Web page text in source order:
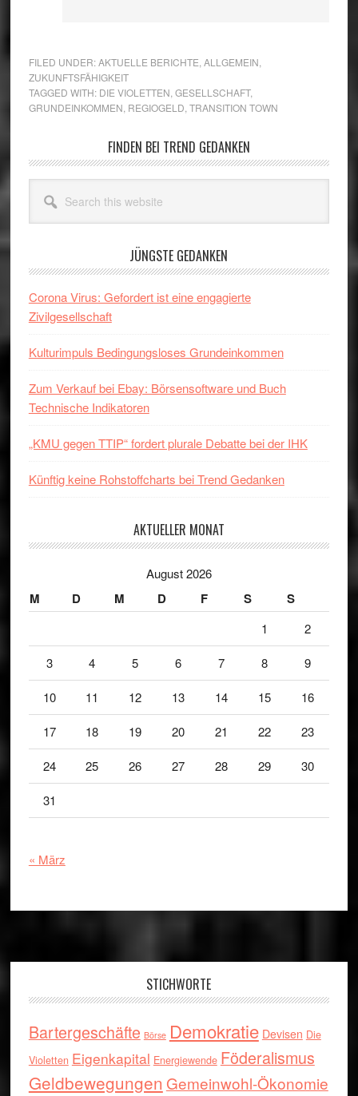
FILED UNDER:AKTUELLE BERICHTE,ALLGEMEIN,
ZUKUNFTSFÄHIGKEIT
TAGGED WITH: DIE VIOLETTEN,GESELLSCHAFT,
GRUNDEINKOMMEN, REGIOGELD,TRANSITION TOWN
Sidebar
FINDEN BEI TREND GEDANKEN
this
website
JÜNGSTE GEDANKEN
Corona Virus: Gefordert ist eine engagierte
Zivilgesellschaft
Kulturimpuls Bedingungsloses Grundeinkommen
Zum Verkauf bei Ebay: Börsensoftware und Buch
Technische Indikatoren
„KMU gegen TTIP“ fordert plurale Debatte bei der IHK
Künftig keine Rohstoffcharts bei Trend Gedanken
AKTUELLER MONAT
August 2026
M D M D F S S
1 2
3 4 5 6 7 8 9
10 11 12 13 14 15 16
17 18 19 20 21 22 23
24 25 26 27 28 29 30
31
« März
STICHWORTE
Bartergeschäfte Börse Demokratie Devisen Die
Violetten Eigenkapital Energiewende Föderalismus
Geldbewegungen Gemeinwohl-Ökonomie